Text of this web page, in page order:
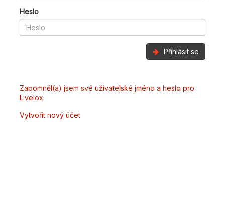
Heslo
Přihlásit se
Zapomněl(a) jsem své uživatelské jméno a heslo pro
Livelox
Vytvořit nový účet